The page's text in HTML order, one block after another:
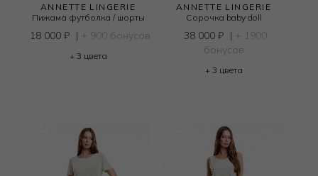
ANNETTE LINGERIE
Пижама футболка / шорты
18 000 ₽ | + 900 бонусов
+ 3 цвета
ANNETTE LINGERIE
Сорочка baby doll
38 000 ₽ | + 1900
бонусов
+ 3 цвета